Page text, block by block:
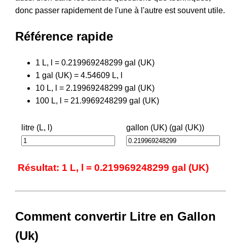
donc passer rapidement de l'une à l'autre est souvent utile.
Référence rapide
1 L, l = 0.219969248299 gal (UK)
1 gal (UK) = 4.54609 L, l
10 L, l = 2.19969248299 gal (UK)
100 L, l = 21.9969248299 gal (UK)
litre (L, l) gallon (UK) (gal (UK))
Résultat: 1 L, l = 0.219969248299 gal (UK)
Comment convertir Litre en Gallon
(Uk)